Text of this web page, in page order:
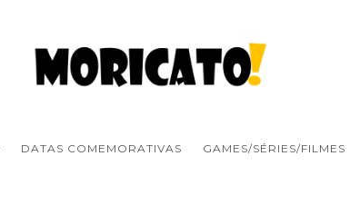
DATAS COMEMORATIVAS GAMES/SÉRIES/FILMES